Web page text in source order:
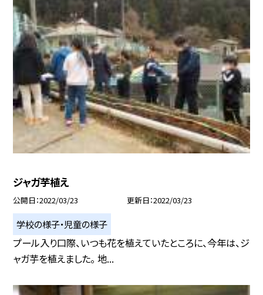
ジャガ芋植え
公開日 2022/03/23 更新日 2022/03/23
学校の様子・児童の様子
プール入り口際、いつも花を植えていたところに、今年は、ジ
ャガ芋を植えました。 地...